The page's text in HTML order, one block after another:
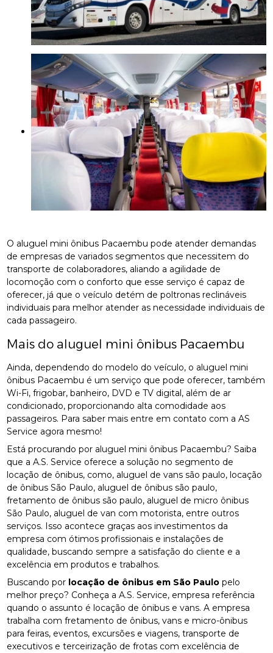
O aluguel mini ônibus Pacaembu pode atender demandas
de empresas de variados segmentos que necessitem do
transporte de colaboradores, aliando a agilidade de
locomoção com o conforto que esse serviço é capaz de
oferecer, já que o veículo detém de poltronas reclináveis
individuais para melhor atender as necessidade individuais de
cada passageiro.
Mais do aluguel mini ônibus Pacaembu
Ainda, dependendo do modelo do veículo, o aluguel mini
ônibus Pacaembu é um serviço que pode oferecer, também
Wi-Fi, frigobar, banheiro, DVD e TV digital, além de ar
condicionado, proporcionando alta comodidade aos
passageiros. Para saber mais entre em contato com a AS
Service agora mesmo!
Está procurando por aluguel mini ônibus Pacaembu? Saiba
que a A.S. Service oferece a solução no segmento de
locação de ônibus, como, aluguel de vans são paulo, locação
de ônibus São Paulo, aluguel de ônibus são paulo,
fretamento de ônibus são paulo, aluguel de micro ônibus
São Paulo, aluguel de van com motorista, entre outros
serviços. Isso acontece graças aos investimentos da
empresa com ótimos profissionais e instalações de
qualidade, buscando sempre a satisfação do cliente e a
excelência em produtos e trabalhos.
Buscando por locação de ônibus em São Paulo pelo
melhor preço? Conheça a A.S. Service, empresa referência
quando o assunto é locação de ônibus e vans. A empresa
trabalha com fretamento de ônibus, vans e micro-ônibus
para feiras, eventos, excursões e viagens, transporte de
executivos e terceirização de frotas com excelência de